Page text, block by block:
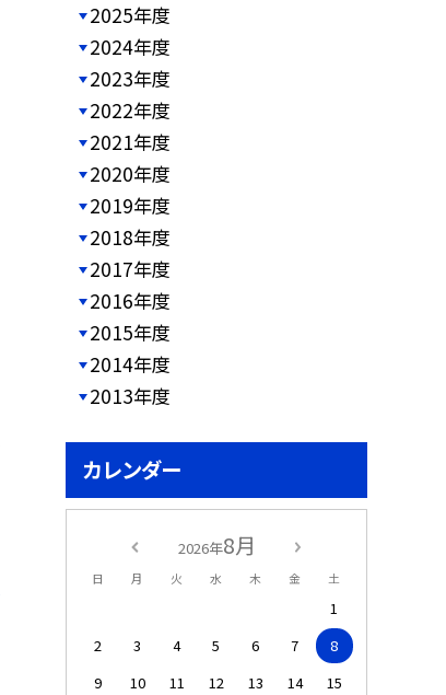
2025年度
2024年度
2023年度
2022年度
2021年度
2020年度
2019年度
2018年度
2017年度
2016年度
2015年度
2014年度
2013年度
カレンダー
2026年8月
日 月 火 水 木 金 土
1
2
3 4 5 6 7
8
9
10 11 12 13 14
15